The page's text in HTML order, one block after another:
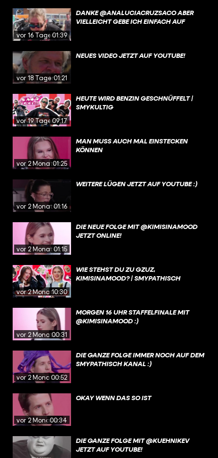
vor 16 Tagen01:39
DANKE @ANALUCIACRUZSACO ABER
VIELLEICHT GEBE ICH EINFACH AUF
vor 18 Tagen01:21
NEUES VIDEO JETZT AUF YOUTUBE!
vor 19 Tagen09:17
HEUTE WIRD BENZIN GESCHNÜFFELT |
SMYKULTIG
vor 2 Monaten01:25
MAN MUSS AUCH MAL EINSTECKEN
KÖNNEN
vor 2 Monaten01:16
WEITERE LÜGEN JETZT AUF YOUTUBE :)
vor 2 Monaten01:15
DIE NEUE FOLGE MIT @KIMISINAMOOD
JETZT ONLINE!
vor 2 Monaten
10:30
WIE STEHST DU ZU GZUZ,
KIMISINAMOOD? | SMYPATHISCH
vor 2 Monaten
00:31
MORGEN 16 UHR STAFFELFINALE MIT
@KIMISINAMOOD :)
vor 2 Monaten
00:52
DIE GANZE FOLGE IMMER NOCH AUF DEM
SMYPATHISCH KANAL :)
vor 2 Monaten
00:34
OKAY WENN DAS SO IST
DIE GANZE FOLGE MIT @KUEHNIKEV
JETZT AUF YOUTUBE!